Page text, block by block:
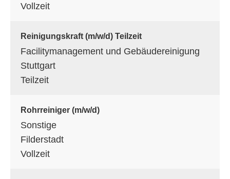
Rohrreiniger (m/w/d)
Sonstige
Filderstadt
Vollzeit
Reinigungskraft (m/w/d) Teilzeit
Facilitymanagement und Gebäudereinigung
Stuttgart
Teilzeit
Vollzeit